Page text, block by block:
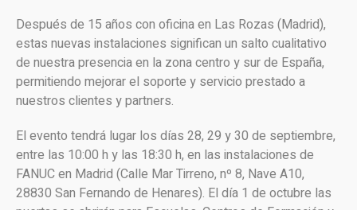
Después de 15 años con oficina en Las Rozas (Madrid),
estas nuevas instalaciones significan un salto cualitativo
de nuestra presencia en la zona centro y sur de España,
permitiendo mejorar el soporte y servicio prestado a
nuestros clientes y partners.
El evento tendrá lugar los días 28, 29 y 30 de septiembre,
entre las 10:00 h y las 18:30 h, en las instalaciones de
FANUC en Madrid (Calle Mar Tirreno, nº 8, Nave A10,
28830 San Fernando de Henares). El día 1 de octubre las